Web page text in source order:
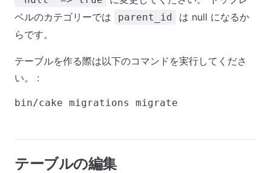
ベルのカテゴリーでは
parent_id
は null になるか
らです。
テーブルを作る際は以下のコマンドを実行してくださ
い。 :
テーブルの編集